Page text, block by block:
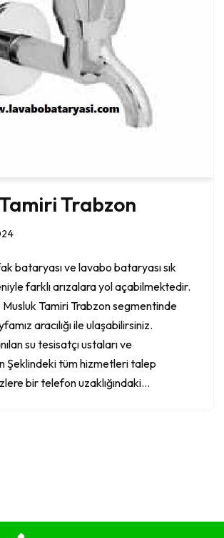
Trabzon
bataryası ve lavabo bataryası sık
farklı arızalara yol açabilmektedir.
Tamiri Trabzon segmentinde
aracılığı ile ulaşabilirsiniz.
su tesisatçı ustaları ve
Şeklindeki tüm hizmetleri talep
bir telefon uzaklığındaki…
Neve|WordPress